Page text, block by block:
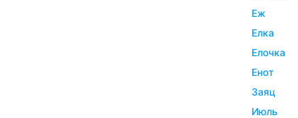
еж
елка
елочка
енот
заяц
июль